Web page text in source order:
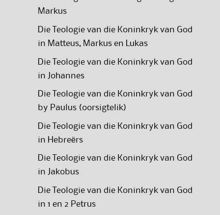
Markus
Die Teologie van die Koninkryk van God
in Matteus, Markus en Lukas
Die Teologie van die Koninkryk van God
in Johannes
Die Teologie van die Koninkryk van God
by Paulus (oorsigtelik)
Die Teologie van die Koninkryk van God
in Hebreërs
Die Teologie van die Koninkryk van God
in Jakobus
Die Teologie van die Koninkryk van God
in 1 en 2 Petrus